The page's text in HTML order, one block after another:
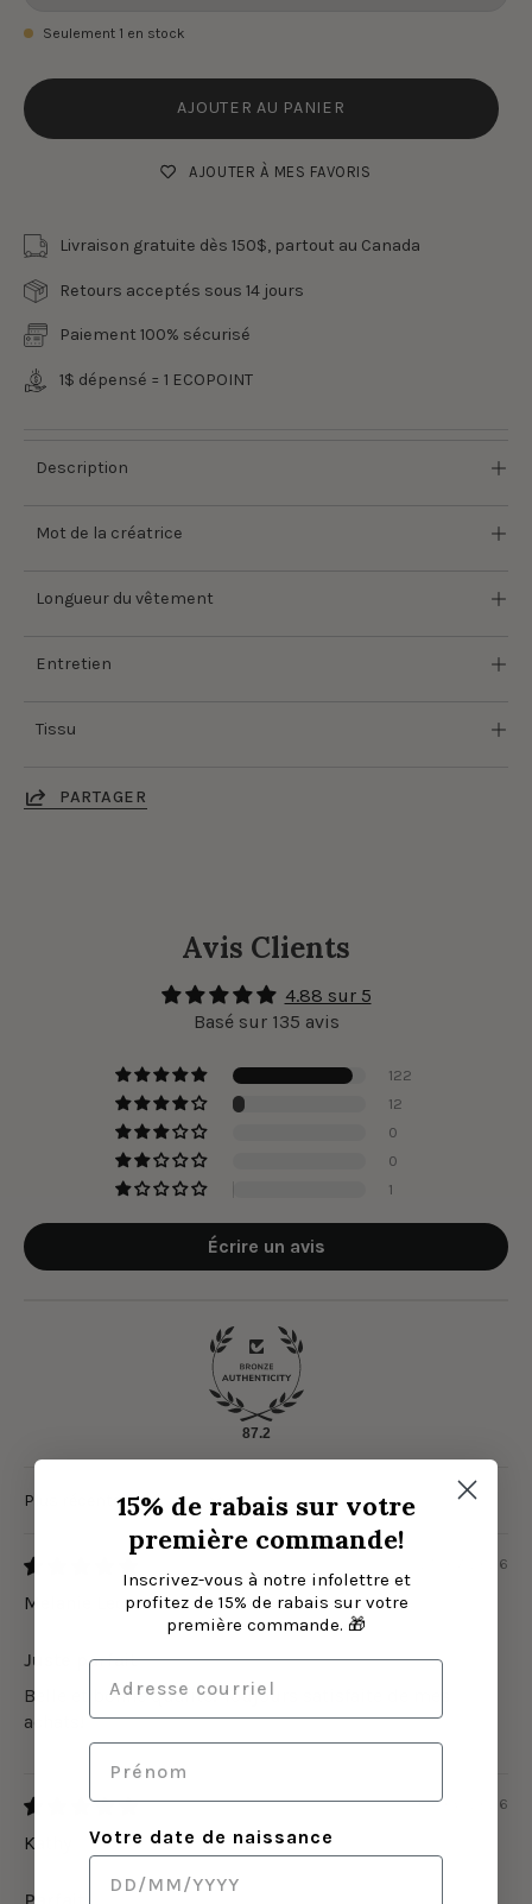
Seulement 1 en stock
AJOUTER AU PANIER
AJOUTER À MES FAVORIS
Livraison gratuite dès 150$, partout au Canada
Retours acceptés sous 14 jours
Paiement 100% sécurisé
1$ dépensé = 1 ECOPOINT
Description
Mot de la créatrice
Longueur du vêtement
Entretien
Tissu
PARTAGER
Avis Clients
4.88 sur 5
Basé sur 135 avis
122
12
0
0
1
Écrire un avis
87.2
Sort by
25/07/2026
Melanie Leonard
Juste parfait
Belle et bonne qualité! Toujours satisfaite de mes
achats!
09/06/2026
Kathy
Parfait
15% de rabais sur votre
première commande!
Inscrivez-vous à notre infolettre et
profitez de 15% de rabais sur votre
première commande. 🎁
Votre date de naissance